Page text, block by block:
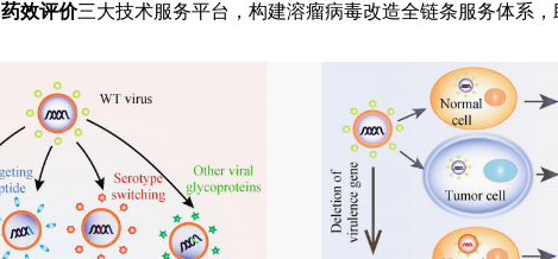
药效评价三大技术服务平台，构建溶瘤病毒改造全链条服务体系